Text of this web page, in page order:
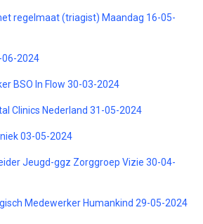
regelmaat (triagist) Maandag 16-05-
06-2024
BSO In Flow 30-03-2024
Clinics Nederland 31-05-2024
03-05-2024
Jeugd-ggz Zorggroep Vizie 30-04-
Medewerker Humankind 29-05-2024